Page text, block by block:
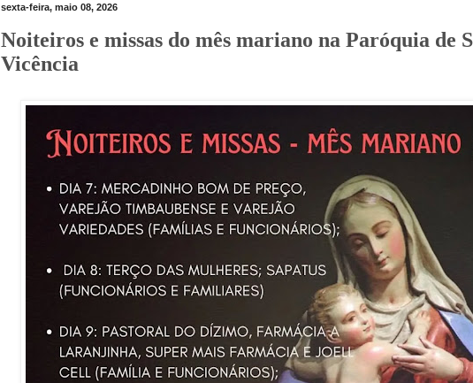
sexta-feira, maio 08, 2026
Noiteiros e missas do mês mariano na Paróquia de
Vicência